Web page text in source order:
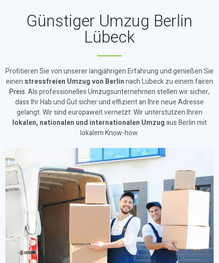
Günstiger Umzug Berlin
Lübeck
Profitieren Sie von unserer langjährigen Erfahrung und genießen Sie
einen stressfreien Umzug von Berlinnach Lübeck zu einem fairen
Preis. Als professionelles Umzugsunternehmen stellen wir sicher,
dass Ihr Hab und Gut sicher und effizient an Ihre neue Adresse
gelangt. Wir sind europaweit vernetzt: Wir unterstützen Ihren
lokalen, nationalen und internationalen Umzugaus Berlin mit
lokalem Know-how.